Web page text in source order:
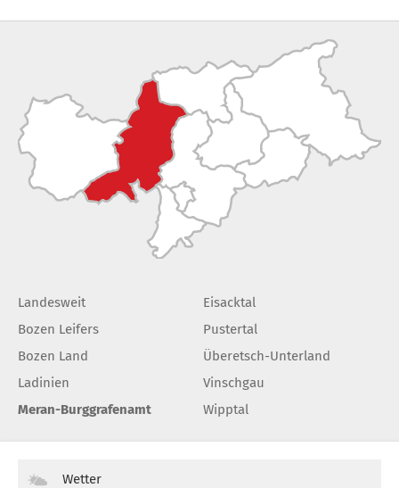
Landesweit
Bozen Leifers
Bozen Land
Ladinien
Meran-Burggrafenamt
Eisacktal
Pustertal
Überetsch-Unterland
Vinschgau
Wipptal
Wetter